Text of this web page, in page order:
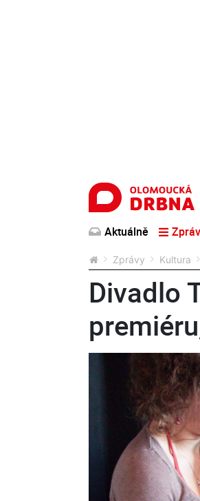
Aktuálně
Zprávy Kultura
Divadlo